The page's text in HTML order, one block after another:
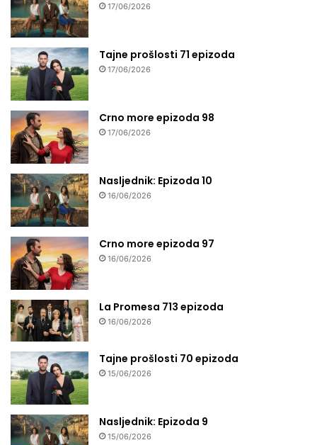
17/06/2026
Tajne prošlosti 71 epizoda
17/06/2026
Crno more epizoda 98
17/06/2026
Nasljednik: Epizoda 10
16/06/2026
Crno more epizoda 97
16/06/2026
La Promesa 713 epizoda
16/06/2026
Tajne prošlosti 70 epizoda
15/06/2026
Nasljednik: Epizoda 9
15/06/2026